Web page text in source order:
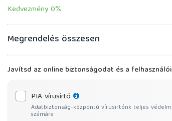
Kedvezmény 0%
Megrendelés összesen
Javítsd az online biztonságodat és a
PIA vírusirtó
Adatbiztonság-központú vírusirtónk teljes
számára